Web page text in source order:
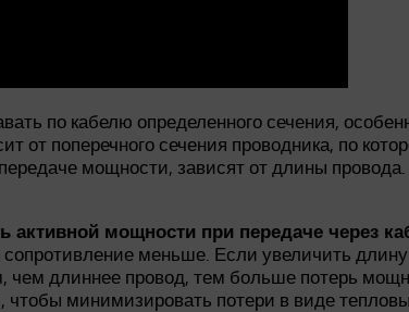
по кабелю определенного сечения,
от поперечного сечения проводника, по
мощности, зависят от длины
мощности при передаче через
меньше. Если увеличить
длиннее провод, тем больше потерь
минимизировать потери в виде